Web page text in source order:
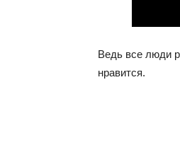
Ведь все люди
нравится.